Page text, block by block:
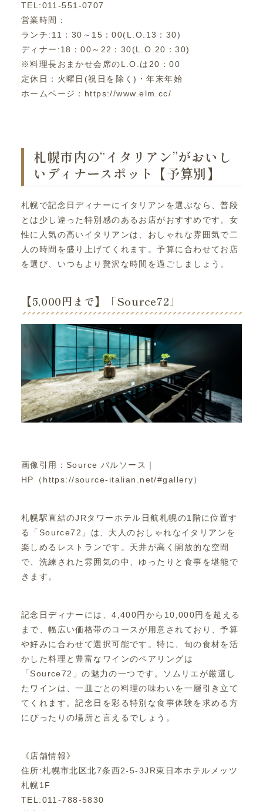
TEL:011-551-0707
営業時間：
ランチ:11：30～15：00(L.O.13：30)
ディナー:18：00～22：30(L.O.20：30)
※料理長おまかせ会席のL.O.は20：00
定休日：火曜日(祝日を除く)・年末年始
ホームページ：https://www.elm.cc/
札幌市内の“イタリアン”がおいし
いディナースポット【予算別】
札幌で記念日ディナーにイタリアンを選ぶなら、普段
とは少し違った特別感のあるお店がおすすめです。女
性に人気の高いイタリアンは、おしゃれな雰囲気で二
人の時間を盛り上げてくれます。予算に合わせてお店
を選び、いつもより贅沢な時間を過ごしましょう。
【5,000円まで】「Source72」
画像引用：Source バルソース｜
HP（https://source-italian.net/#gallery）
札幌駅直結のJRタワーホテル日航札幌の1階に位置す
る「Source72」は、大人のおしゃれなイタリアンを
楽しめるレストランです。天井が高く開放的な空間
で、洗練された雰囲気の中、ゆったりと食事を堪能で
きます。
記念日ディナーには、4,400円から10,000円を超える
まで、幅広い価格帯のコースが用意されており、予算
や好みに合わせて選択可能です。特に、旬の食材を活
かした料理と豊富なワインのペアリングは
「Source72」の魅力の一つです。ソムリエが厳選し
たワインは、一皿ごとの料理の味わいを一層引き立て
てくれます。記念日を彩る特別な食事体験を求める方
にぴったりの場所と言えるでしょう。
《店舗情報》
住所:札幌市北区北7条西2-5-3JR東日本ホテルメッツ
札幌1F
TEL:011-788-5830